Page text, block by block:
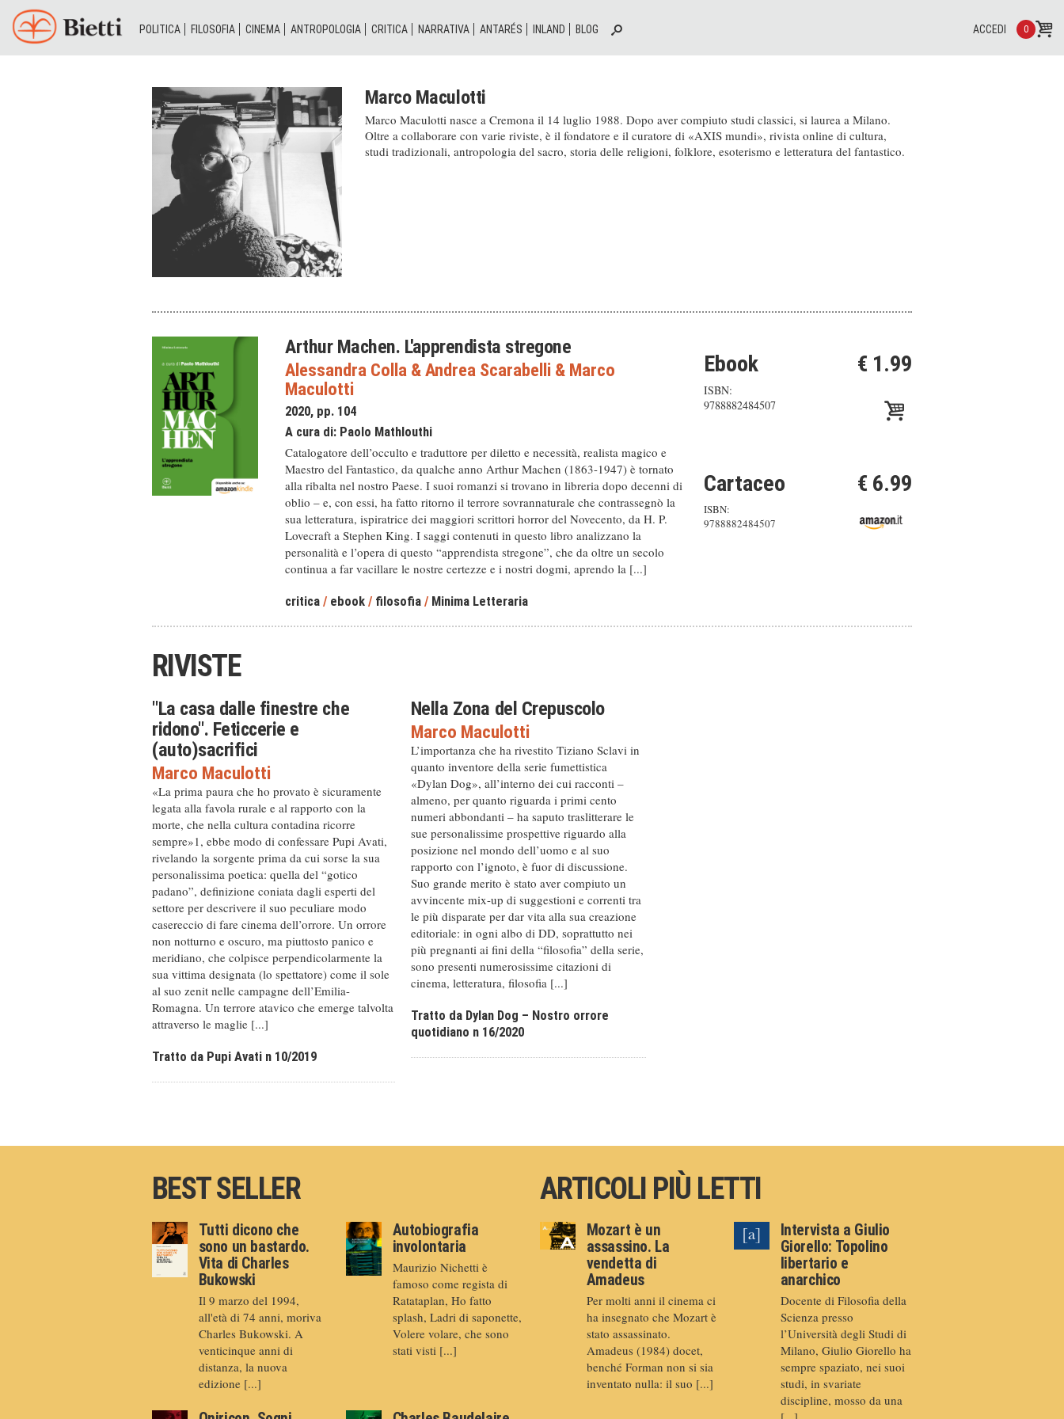
POLITICA FILOSOFIA CINEMA ANTROPOLOGIA CRITICA NARRATIVA ANTARÉS INLAND BLOG 0
ACCEDI
Marco Maculotti
Marco Maculotti nasce a Cremona il 14 luglio 1988. Dopo aver compiuto studi classici, si laurea a Milano.
Oltre a collaborare con varie riviste, è il fondatore e il curatore di «AXIS mundi», rivista online di cultura,
studi tradizionali, antropologia del sacro, storia delle religioni, folklore, esoterismo e letteratura del fantastico.
Arthur Machen. L'apprendista stregone
Alessandra Colla & Andrea Scarabelli & Marco
Maculotti
2020, pp. 104
A cura di: Paolo Mathlouthi
Catalogatore dell’occulto e traduttore per diletto e necessità, realista magico e
Maestro del Fantastico, da qualche anno Arthur Machen (1863-1947) è tornato
alla ribalta nel nostro Paese. I suoi romanzi si trovano in libreria dopo decenni di
oblio – e, con essi, ha fatto ritorno il terrore sovrannaturale che contrassegnò la
sua letteratura, ispiratrice dei maggiori scrittori horror del Novecento, da H. P.
Lovecraft a Stephen King. I saggi contenuti in questo libro analizzano la
personalità e l’opera di questo “apprendista stregone”, che da oltre un secolo
continua a far vacillare le nostre certezze e i nostri dogmi, aprendo la [...]
critica / ebook / filosofia / Minima Letteraria
Ebook
ISBN:
9788882484507
€ 1.99
Cartaceo
ISBN:
9788882484507
€ 6.99
RIVISTE
"La casa dalle finestre che
ridono". Feticcerie e
(auto)sacrifici
Marco Maculotti
«La prima paura che ho provato è sicuramente
legata alla favola rurale e al rapporto con la
morte, che nella cultura contadina ricorre
sempre»1, ebbe modo di confessare Pupi Avati,
rivelando la sorgente prima da cui sorse la sua
personalissima poetica: quella del “gotico
padano”, definizione coniata dagli esperti del
settore per descrivere il suo peculiare modo
casereccio di fare cinema dell’orrore. Un orrore
non notturno e oscuro, ma piuttosto panico e
meridiano, che colpisce perpendicolarmente la
sua vittima designata (lo spettatore) come il sole
al suo zenit nelle campagne dell’Emilia-
Romagna. Un terrore atavico che emerge talvolta
attraverso le maglie [...]
Tratto da Pupi Avati n 10/2019
Nella Zona del Crepuscolo
Marco Maculotti
L’importanza che ha rivestito Tiziano Sclavi in
quanto inventore della serie fumettistica
«Dylan Dog», all’interno dei cui racconti –
almeno, per quanto riguarda i primi cento
numeri abbondanti – ha saputo traslitterare le
sue personalissime prospettive riguardo alla
posizione nel mondo dell’uomo e al suo
rapporto con l’ignoto, è fuor di discussione.
Suo grande merito è stato aver compiuto un
avvincente mix-up di suggestioni e correnti tra
le più disparate per dar vita alla sua creazione
editoriale: in ogni albo di DD, soprattutto nei
più pregnanti ai fini della “filosofia” della serie,
sono presenti numerosissime citazioni di
cinema, letteratura, filosofia [...]
Tratto da Dylan Dog – Nostro orrore
quotidiano n 16/2020
BEST SELLER
Tutti dicono che
sono un bastardo.
Vita di Charles
Bukowski
Il 9 marzo del 1994,
all'età di 74 anni, moriva
Charles Bukowski. A
venticinque anni di
distanza, la nuova
edizione [...]
Autobiografia
involontaria
Maurizio Nichetti è
famoso come regista di
Ratataplan, Ho fatto
splash, Ladri di saponette,
Volere volare, che sono
stati visti [...]
ARTICOLI PIÙ LETTI
Mozart è un
assassino. La
vendetta di
Amadeus
Per molti anni il cinema ci
ha insegnato che Mozart è
stato assassinato.
Amadeus (1984) docet,
benché Forman non si sia
inventato nulla: il suo [...]
Intervista a Giulio
Giorello: Topolino
libertario e
anarchico
Docente di Filosofia della
Scienza presso
l’Università degli Studi di
Milano, Giulio Giorello ha
sempre spaziato, nei suoi
studi, in svariate
discipline, mosso da una